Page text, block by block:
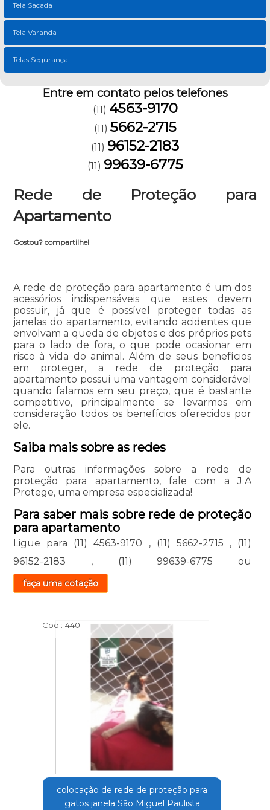
Tela Sacada
Tela Varanda
Telas Segurança
Entre em contato pelos telefones
(11) 4563-9170
(11) 5662-2715
(11) 96152-2183
(11) 99639-6775
Rede de Proteção para
Apartamento
Gostou? compartilhe!
A rede de proteção para apartamento é um dos
acessórios indispensáveis que estes devem
possuir, já que é possível proteger todas as
janelas do apartamento, evitando acidentes que
envolvam a queda de objetos e dos próprios pets
para o lado de fora, o que pode ocasionar em
risco à vida do animal. Além de seus benefícios
em proteger, a rede de proteção para
apartamento possui uma vantagem considerável
quando falamos em seu preço, que é bastante
competitivo, principalmente se levarmos em
consideração todos os benefícios oferecidos por
ele.
Saiba mais sobre as redes
Para outras informações sobre a rede de
proteção para apartamento, fale com a J.A
Protege, uma empresa especializada!
Para saber mais sobre rede de proteção
para apartamento
Ligue para (11) 4563-9170 , (11) 5662-2715 , (11)
96152-2183 , (11) 99639-6775 ou
faça uma cotação
Cod.:1440
colocação de rede de proteção para
gatos janela São Miguel Paulista